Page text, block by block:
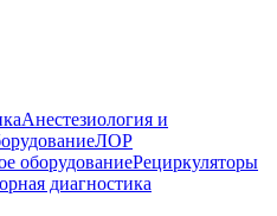
Анестезиология и
ЛОР
оборудованиеРециркуляторы
диагностика